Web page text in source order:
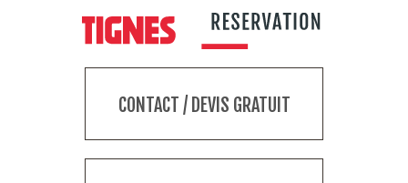
CONTACT / DEVIS GRATUIT